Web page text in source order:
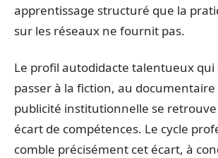
apprentissage structuré que la
sur les réseaux ne fournit pas.
Le profil autodidacte talentueux qui
passer à la fiction, au documentaire
publicité institutionnelle se
écart de compétences. Le cycle
comble précisément cet écart, à